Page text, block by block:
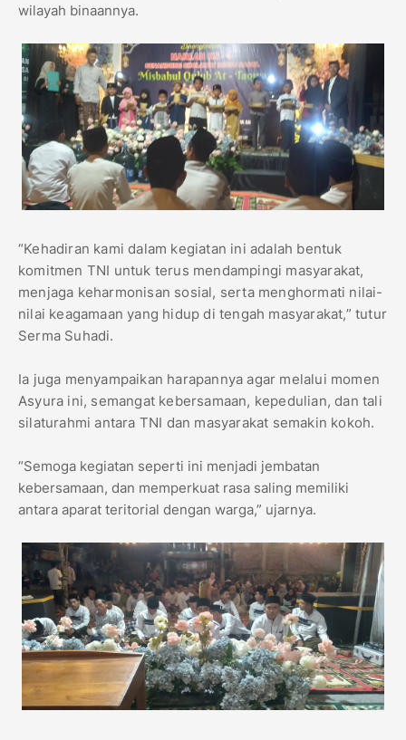
wilayah binaannya.
“Kehadiran kami dalam kegiatan ini adalah bentuk
komitmen TNI untuk terus mendampingi masyarakat,
menjaga keharmonisan sosial, serta menghormati nilai-
nilai keagamaan yang hidup di tengah masyarakat,” tutur
Serma Suhadi.
Ia juga menyampaikan harapannya agar melalui momen
Asyura ini, semangat kebersamaan, kepedulian, dan tali
silaturahmi antara TNI dan masyarakat semakin kokoh.
“Semoga kegiatan seperti ini menjadi jembatan
kebersamaan, dan memperkuat rasa saling memiliki
antara aparat teritorial dengan warga,” ujarnya.